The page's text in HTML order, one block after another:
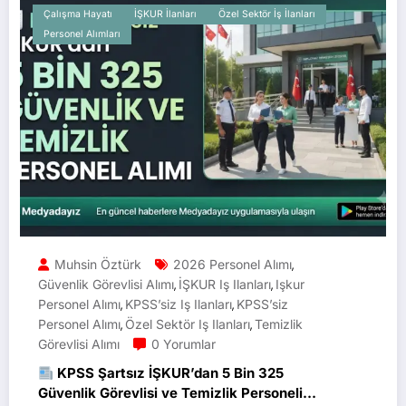
Çalışma Hayatı İŞKUR İlanları
Özel Sektör İş İlanları
Personel Alımları
Muhsin Öztürk 2026 Personel Alımı,
Güvenlik Görevlisi Alımı, İŞKUR Iş Ilanları, Işkur
Personel Alımı, KPSS’siz Iş Ilanları, KPSS’siz
Personel Alımı, Özel Sektör Iş Ilanları,Temizlik
Görevlisi Alımı
0 Yorumlar
KPSS Şartsız İŞKUR’dan 5 Bin 325
Güvenlik Görevlisi ve Temizlik Personeli